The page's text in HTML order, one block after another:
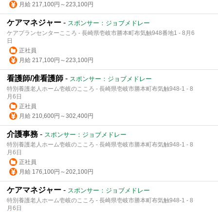
月給 217,100円～223,100円
ケアマネジャー - スポンサー：ジョブメドレー
ケアプランセンターこころ - 長崎県壱岐市勝本町布気触948番地1 - 8月6
日
正社員
月給 217,100円～223,100円
看護師/准看護師 - スポンサー：ジョブメドレー
特別養護老人ホーム壱岐のこころ - 長崎県壱岐市勝本町布気触948‐1 - 8
月6日
正社員
月給 210,600円～302,400円
介護事務 - スポンサー：ジョブメドレー
特別養護老人ホーム壱岐のこころ - 長崎県壱岐市勝本町布気触948‐1 - 8
月6日
正社員
月給 176,100円～202,100円
ケアマネジャー - スポンサー：ジョブメドレー
特別養護老人ホーム壱岐のこころ - 長崎県壱岐市勝本町布気触948‐1 - 8
月6日